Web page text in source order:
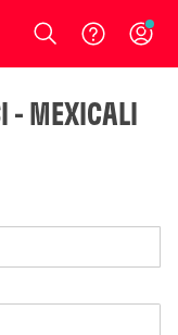
Login
- MEXICALI